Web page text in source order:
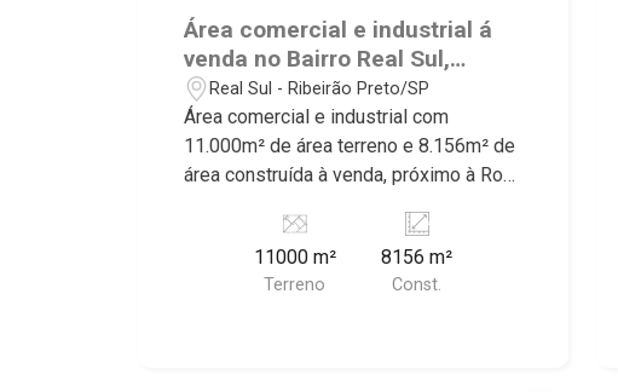
Área comercial e industrial á
venda no Bairro Real Sul,
próximo à Rod. Antônio Duarte
Nogueira - Ribeirão Preto/SP.
Real Sul - Ribeirão Preto/SP
Área comercial e industrial com
11.000m² de área terreno e 8.156m² de
área construída à venda, próximo à Rod.
Sul, Ribeirão Preto/SP. Conheça as
características deste imóvel que a
Martinelli Imobiliária selecionou para
11000 m²
Terreno
8156 m²
Const.